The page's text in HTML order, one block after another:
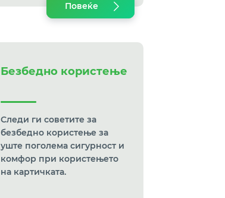
Повеќе
Безбедно користење
Следи ги советите за
безбедно користење за
уште поголема сигурност и
комфор при користењето
на картичката.